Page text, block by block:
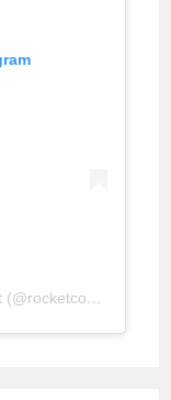
A post shared by Corporación Rocket (@rocketconsultora)